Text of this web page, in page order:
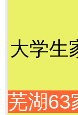
大学生
芜湖63